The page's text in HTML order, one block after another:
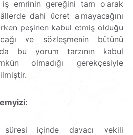
iş emrinin gereğini tam olarak
dahi ücret almayacağını
peşinen kabul etmiş olduğu
ve sözleşmenin bütünü
bu yorum tarzının kabul
olmadığı gerekçesiyle
süresi içinde davacı vekili